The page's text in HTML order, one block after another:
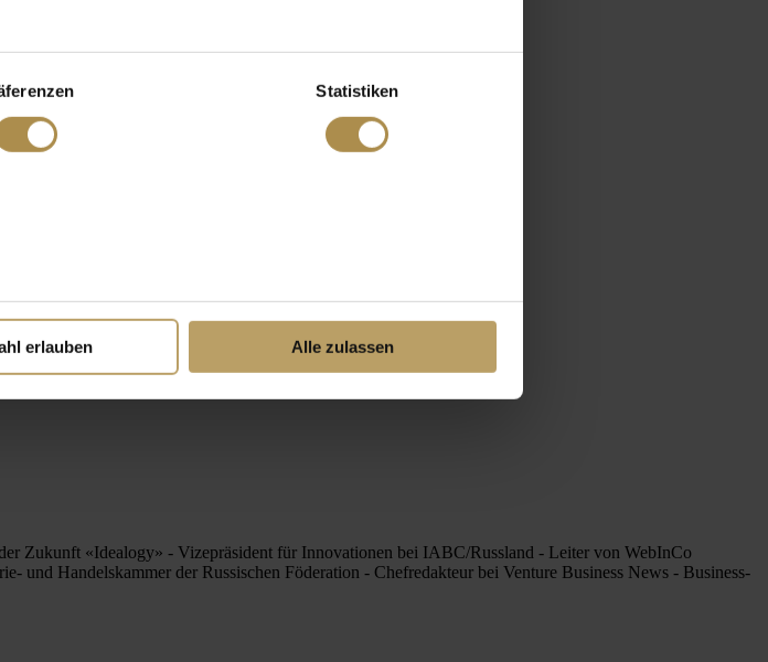
Statistiken
erlauben Alle zulassen
Zukunft «Idealogy» - Vizepräsident für Innovationen bei IABC/Russland - Leiter von WebInCo
und Handelskammer der Russischen Föderation - Chefredakteur bei Venture Business News - Business-